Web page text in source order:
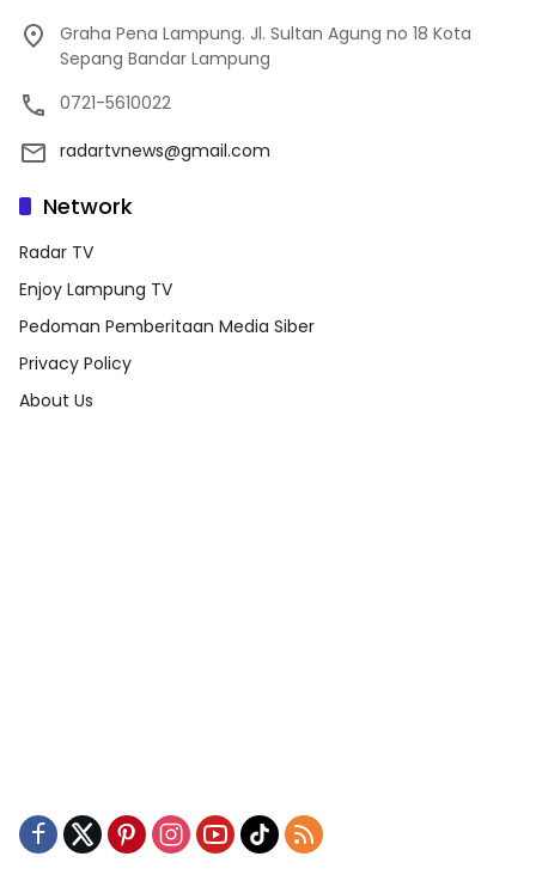
Graha Pena Lampung. Jl. Sultan Agung no 18 Kota
Sepang Bandar Lampung
0721-5610022
radartvnews@gmail.com
Network
Radar TV
Enjoy Lampung TV
Pedoman Pemberitaan Media Siber
Privacy Policy
About Us